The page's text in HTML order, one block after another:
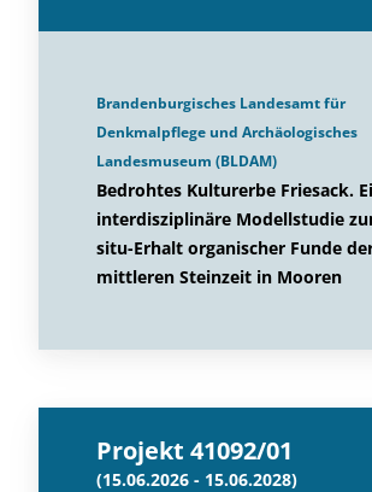
Brandenburgisches Landesamt für
Denkmalpflege und Archäologisches
Landesmuseum (BLDAM)
Bedrohtes Kulturerbe Friesack.
interdisziplinäre Modellstudie
situ-Erhalt organischer Funde
mittleren Steinzeit in Mooren
Projekt 41092/01
(15.06.2026 - 15.06.2028)